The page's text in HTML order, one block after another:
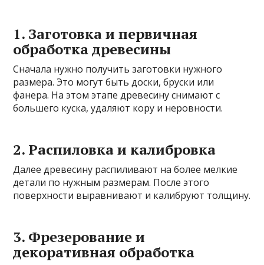
1. Заготовка и первичная
обработка древесины
Сначала нужно получить заготовки нужного
размера. Это могут быть доски, бруски или
фанера. На этом этапе древесину снимают с
большего куска, удаляют кору и неровности.
2. Распиловка и калибровка
Далее древесину распиливают на более мелкие
детали по нужным размерам. После этого
поверхности выравнивают и калибруют толщину.
3. Фрезерование и
декоративная обработка